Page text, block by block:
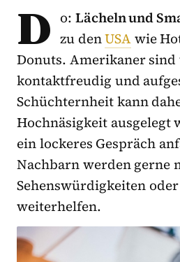
D o: Lächeln und
zu denUSAwie
Donuts. Amerikaner sind
kontaktfreudig und
Schüchternheit kann
Hochnäsigkeit ausgelegt
ein lockeres Gespräch
Nachbarn werden gerne
Sehenswürdigkeiten
weiterhelfen.